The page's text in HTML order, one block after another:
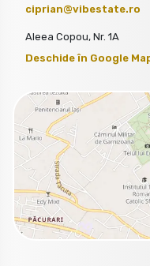
ciprian@vibestate.ro
Aleea Copou, Nr. 1A
Deschide în Google